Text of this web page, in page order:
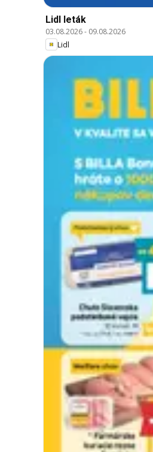
Lidl leták
03.08.2026- 09.08.2026
Lidl